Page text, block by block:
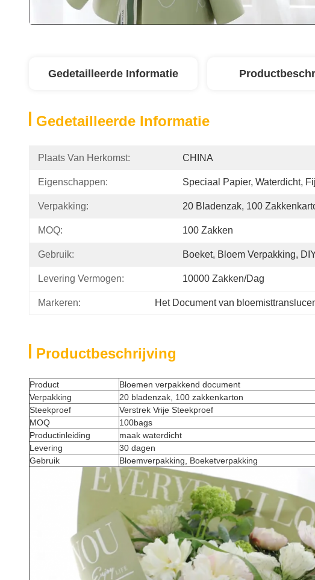
Gedetailleerde Informatie
Gedetailleerde Informatie
Plaats Van Herkomst: CHINA
Eigenschappen: Speciaal Papier, Waterdicht,
Verpakking: 20 Bladenzak, 100
MOQ: 100 Zakken
Gebruik: Boeket, Bloem Verpakking,
Levering Vermogen: 10000 Zakken/dag
Markeren: Het Document van
Productbeschrijving
Product
Bloemen verpakkend document
Verpakking
20 bladenzak, 100 zakkenkarton
Steekproef
Verstrek Vrije Steekproef
MOQ
100bags
Productinleiding
maak waterdicht
Levering
30 dagen
Gebruik
Bloemverpakking, Boeketverpakking